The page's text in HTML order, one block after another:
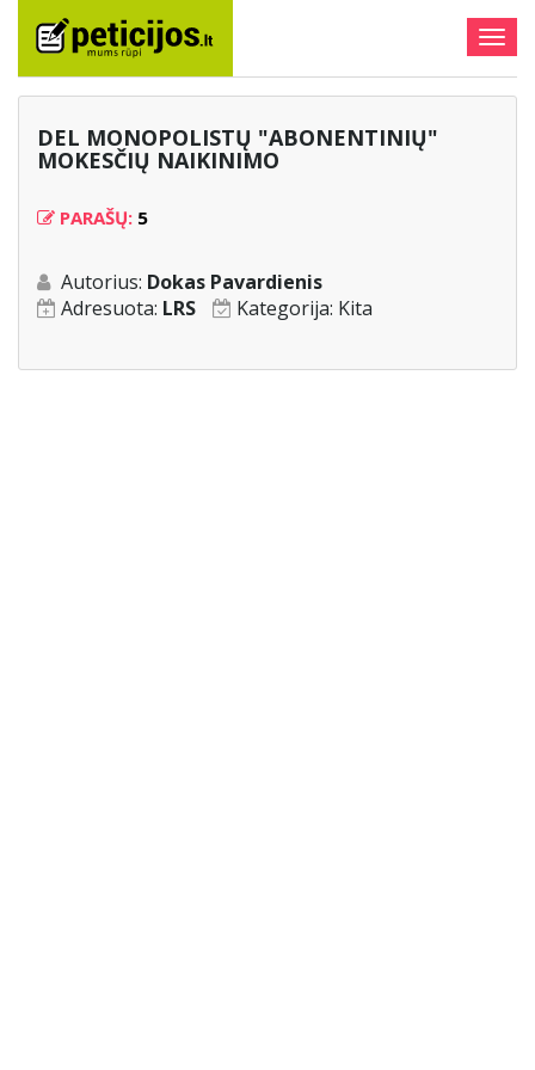
DEL MONOPOLISTŲ "ABONENTINIŲ"
MOKESČIŲ NAIKINIMO
PARAŠŲ: 5
Autorius: Dokas Pavardienis
Adresuota: LRS Kategorija: Kita